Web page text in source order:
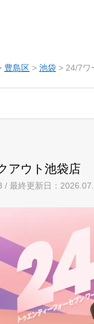
豊島区 > 池袋 > 24/7ワ
アウト池袋店
/ 最終更新日：